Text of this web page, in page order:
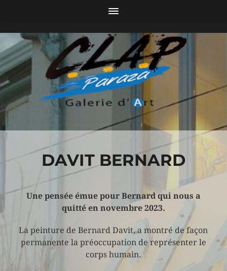
DAVIT BERNARD
Une pensée émue pour Bernard qui nous a
quitté en novembre 2023.
La peinture de Bernard Davit, a montré de façon
permanente la préoccupation de représenter le
corps humain.